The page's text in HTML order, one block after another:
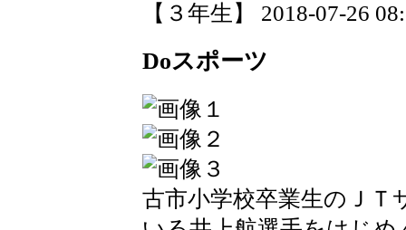
【３年生】 2018-07-26
Doスポーツ
古市小学校卒業生のＪ